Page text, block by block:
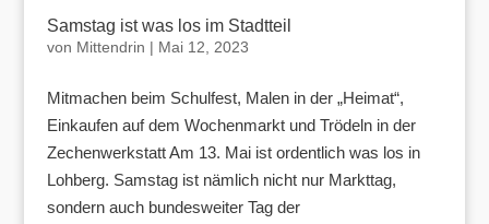
Samstag ist was los im Stadtteil
von Mittendrin | Mai 12, 2023
Mitmachen beim Schulfest, Malen in der „Heimat“,
Einkaufen auf dem Wochenmarkt und Trödeln in der
Zechenwerkstatt Am 13. Mai ist ordentlich was los in
Lohberg. Samstag ist nämlich nicht nur Markttag,
sondern auch bundesweiter Tag der